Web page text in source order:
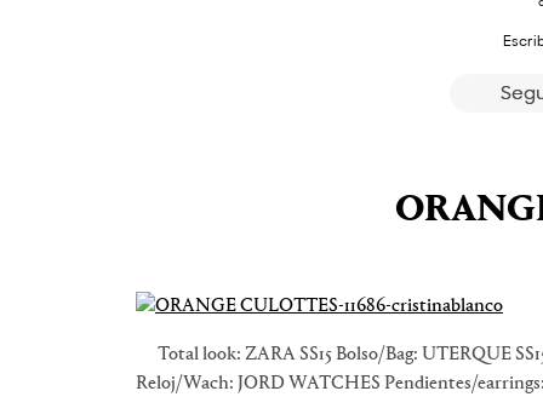
Total look: ZARA SS15 Bolso/Bag: UTERQUE
Reloj/Wach: JORD WATCHES Pendientes/